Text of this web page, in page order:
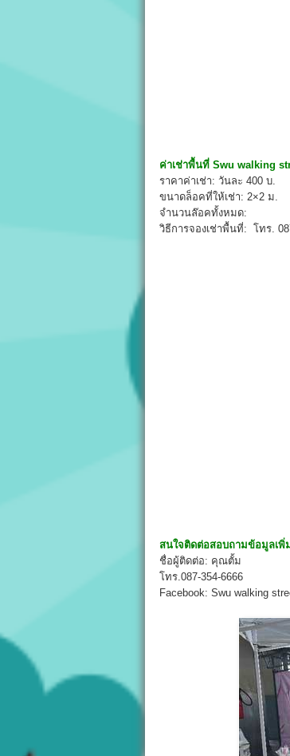
ค่าเช่าพื้นที่ Swu walking
ราคาค่าเช่า: วันละ 400 บ.
ขนาดล็อคที่ให้เช่า: 2×2 ม.
จำนวนล๊อคทั้งหมด:
วิธีการจองเช่าพื้นที่: โทร.
สนใจติดต่อสอบถามข้อมูลเพิ่
ชื่อผู้ติดต่อ: คุณตั้ม
โทร.087-354-6666
Facebook: Swu walking